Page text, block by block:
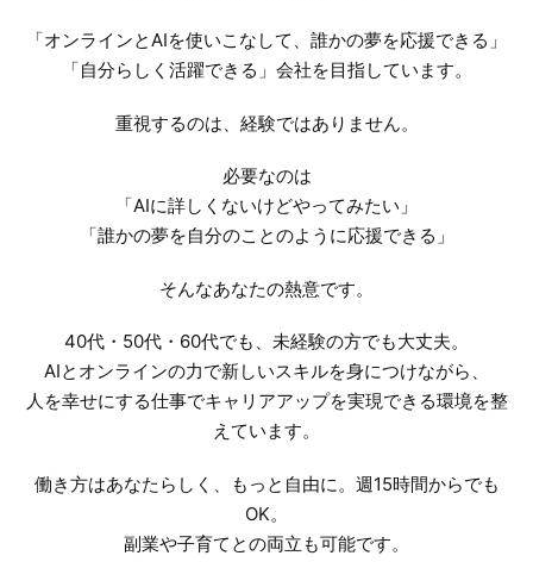
「オンラインとAIを使いこなして、誰かの夢を応援できる」
「自分らしく活躍できる」会社を目指しています。
重視するのは、経験ではありません。
必要なのは
「AIに詳しくないけどやってみたい」
「誰かの夢を自分のことのように応援できる」
そんなあなたの熱意です。
40代・50代・60代でも、未経験の方でも大丈夫。
AIとオンラインの力で新しいスキルを身につけながら、
人を幸せにする仕事でキャリアアップを実現できる環境を整
えています。
働き方はあなたらしく、もっと自由に。 週15時間からでも
OK。
副業や子育てとの両立も可能です。